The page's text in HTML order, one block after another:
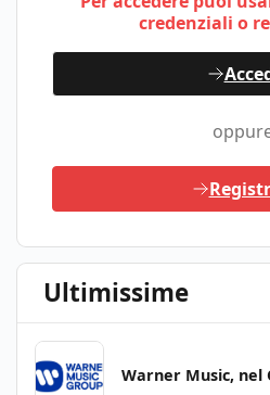
credenziali o
Ultimissime
Warner Music, nel